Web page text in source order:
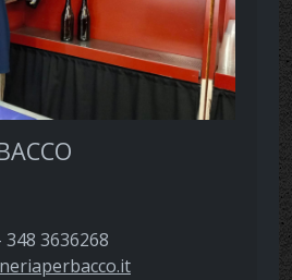
348 3636268